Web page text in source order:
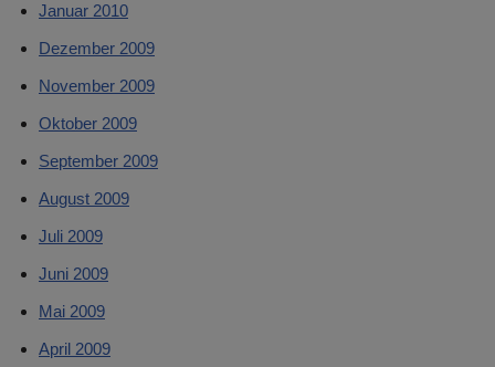
Januar 2010
Dezember 2009
November 2009
Oktober 2009
September 2009
August 2009
Juli 2009
Juni 2009
Mai 2009
April 2009